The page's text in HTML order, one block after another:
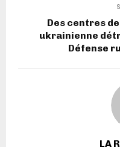
Des centres
ukrainienne
Défense
LA